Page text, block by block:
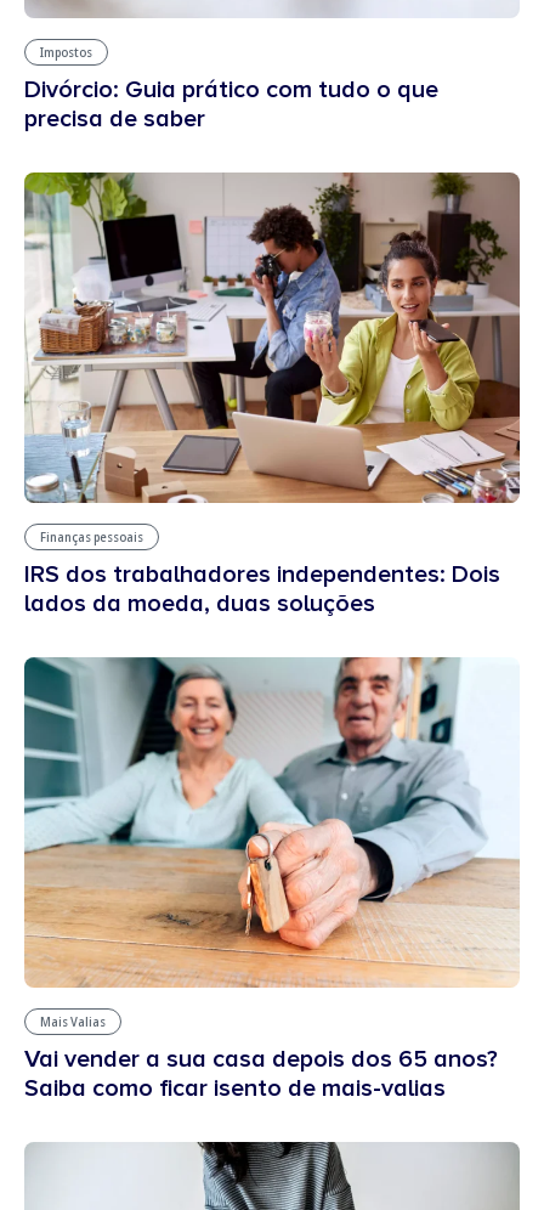
Impostos
Divórcio: Guia prático com tudo o que
precisa de saber
Finanças pessoais
IRS dos trabalhadores independentes: Dois
lados da moeda, duas soluções
Mais Valias
Vai vender a sua casa depois dos 65 anos?
Saiba como ficar isento de mais-valias